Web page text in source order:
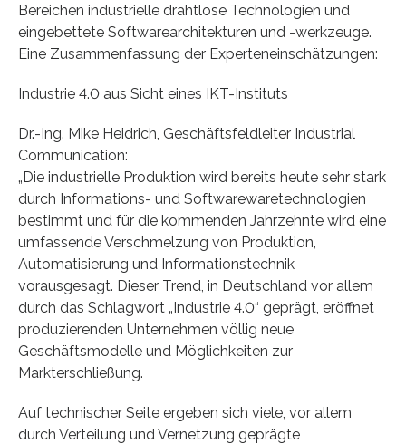
Bereichen industrielle drahtlose Technologien und
eingebettete Softwarearchitekturen und -werkzeuge.
Eine Zusammenfassung der Experteneinschätzungen:
Industrie 4.0 aus Sicht eines IKT-Instituts
Dr.-Ing. Mike Heidrich, Geschäftsfeldleiter Industrial
Communication:
„Die industrielle Produktion wird bereits heute sehr stark
durch Informations- und Softwarewaretechnologien
bestimmt und für die kommenden Jahrzehnte wird eine
umfassende Verschmelzung von Produktion,
Automatisierung und Informationstechnik
vorausgesagt. Dieser Trend, in Deutschland vor allem
durch das Schlagwort „Industrie 4.0“ geprägt, eröffnet
produzierenden Unternehmen völlig neue
Geschäftsmodelle und Möglichkeiten zur
Markterschließung.
Auf technischer Seite ergeben sich viele, vor allem
durch Verteilung und Vernetzung geprägte